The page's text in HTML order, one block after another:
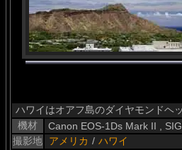
ハワイはオアフ島のダイヤモンドヘ
機材
Canon EOS-1Ds Mark II ,
撮影地
アメリカ / ハワイ